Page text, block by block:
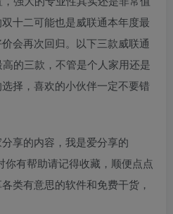
十二可能也是威联通本年度最
会再次回归。以下三款威联通
的三款，不管是个人家用还是
择，喜欢的小伙伴一定不要错
享的内容，我是爱分享的
你有帮助请记得收藏，顺便点点
类有意思的软件和免费干货，